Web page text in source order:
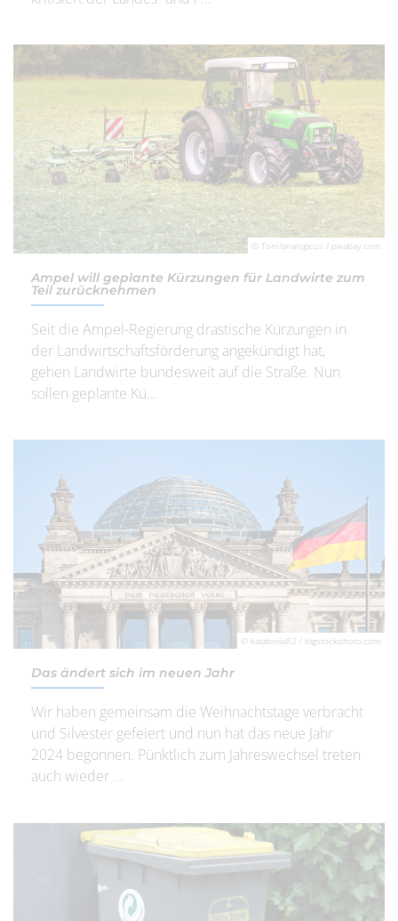
© Tom/analogicus / pixabay.com
Ampel will geplante Kürzungen für Landwirte zum
Teil zurücknehmen
Seit die Ampel-Regierung drastische Kürzungen in
der Landwirtschaftsförderung angekündigt hat,
gehen Landwirte bundesweit auf die Straße. Nun
sollen geplante Kü...
© katatonia82 / bigstockphoto.com
Das ändert sich im neuen Jahr
Wir haben gemeinsam die Weihnachtstage verbracht
und Silvester gefeiert und nun hat das neue Jahr
2024 begonnen. Pünktlich zum Jahreswechsel treten
auch wieder ...